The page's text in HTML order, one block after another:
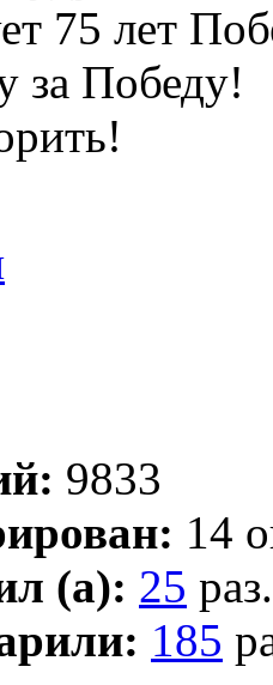
75 лет
за Победу!
9833
14
(а): 25 раз.
185